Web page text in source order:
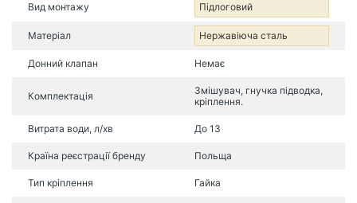
Вид монтажу Підлоговий
Матеріал Нержавіюча сталь
Донний клапан Немає
Комплектація
Змішувач, гнучка підводка,
кріплення.
Витрата води, л/хв До 13
Країна реєстрації бренду Польща
Тип кріплення Гайка